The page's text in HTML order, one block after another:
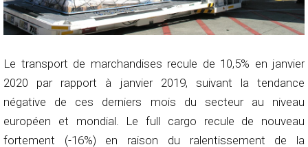
Le transport de marchandises recule de 10,5% en janvier
2020 par rapport à janvier 2019, suivant la tendance
négative de ces derniers mois du secteur au niveau
européen et mondial. Le full cargo recule de nouveau
fortement (-16%) en raison du ralentissement de la